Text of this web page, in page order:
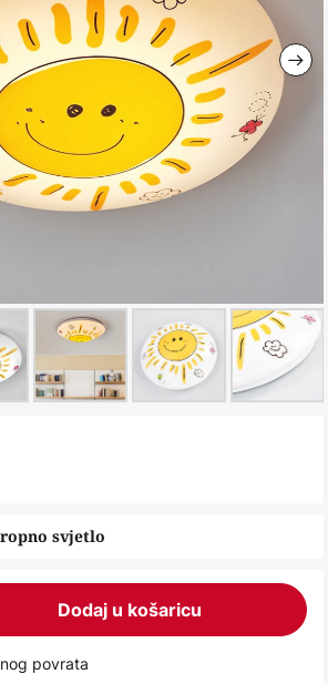
svjetlo
Dodaj u košaricu
povrata